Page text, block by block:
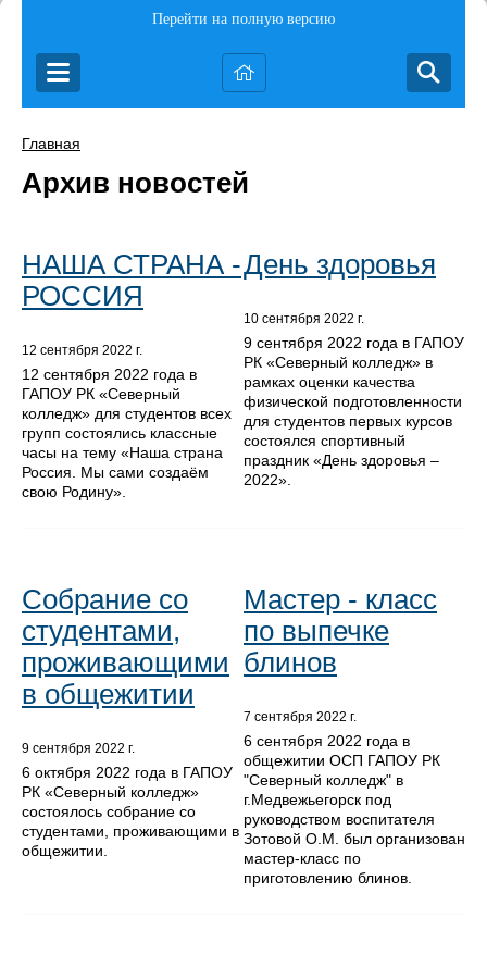
Перейти на полную версию
Главная
Архив новостей
НАША СТРАНА -
РОССИЯ
12 сентября 2022 г.
12 сентября 2022 года в
ГАПОУ РК «Северный
колледж» для студентов всех
групп состоялись классные
часы на тему «Наша страна
Россия. Мы сами создаём
свою Родину».
День здоровья
10 сентября 2022 г.
9 сентября 2022 года в ГАПОУ
РК «Северный колледж» в
рамках оценки качества
физической подготовленности
для студентов первых курсов
состоялся спортивный
праздник «День здоровья –
2022».
Собрание со
студентами,
проживающими
в общежитии
9 сентября 2022 г.
6 октября 2022 года в ГАПОУ
РК «Северный колледж»
состоялось собрание со
студентами, проживающими в
общежитии.
Мастер - класс
по выпечке
блинов
7 сентября 2022 г.
6 сентября 2022 года в
общежитии ОСП ГАПОУ РК
"Северный колледж" в
г.Медвежьегорск под
руководством воспитателя
Зотовой О.М. был организован
мастер-класс по
приготовлению блинов.